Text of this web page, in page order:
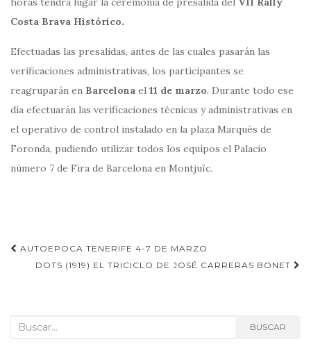
Costa Brava Histórico.
Efectuadas las presalidas, antes de las cuales pasarán las
verificaciones administrativas, los participantes se
reagruparán en Barcelona el 11 de marzo. Durante todo ese
día efectuarán las verificaciones técnicas y administrativas en
el operativo de control instalado en la plaza Marqués de
Foronda, pudiendo utilizar todos los equipos el Palacio
número 7 de Fira de Barcelona en Montjuïc.
Navegación
AUTOEPOCA TENERIFE 4-7 DE MARZO
DOTS (1919) EL TRICICLO DE JOSÉ CARRERAS BONET
Buscar: BUSCAR